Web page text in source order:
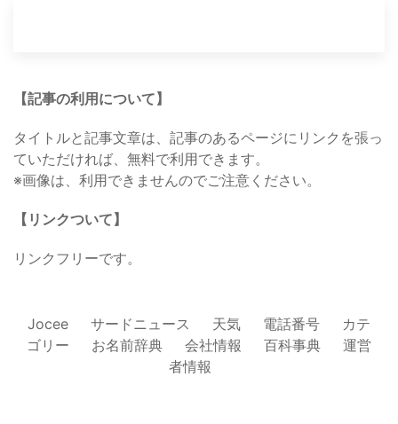
【記事の利用について】
タイトルと記事文章は、記事のあるページにリンクを張っ
ていただければ、無料で利用できます。
※画像は、利用できませんのでご注意ください。
【リンクついて】
リンクフリーです。
Jocee サードニュース 天気 電話番号
カテ
ゴリー
お名前辞典 会社情報 百科事典
運営
者情報